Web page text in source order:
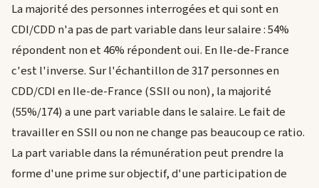
La majorité des personnes interrogées et qui sont en
CDI/CDD n'a pas de part variable dans leur salaire : 54%
répondent non et 46% répondent oui. En Ile-de-France
c'est l'inverse. Sur l'échantillon de 317 personnes en
CDD/CDI en Ile-de-France (SSII ou non), la majorité
(55%/174) a une part variable dans le salaire. Le fait de
travailler en SSII ou non ne change pas beaucoup ce ratio.
La part variable dans la rémunération peut prendre la
forme d'une prime sur objectif, d'une participation de